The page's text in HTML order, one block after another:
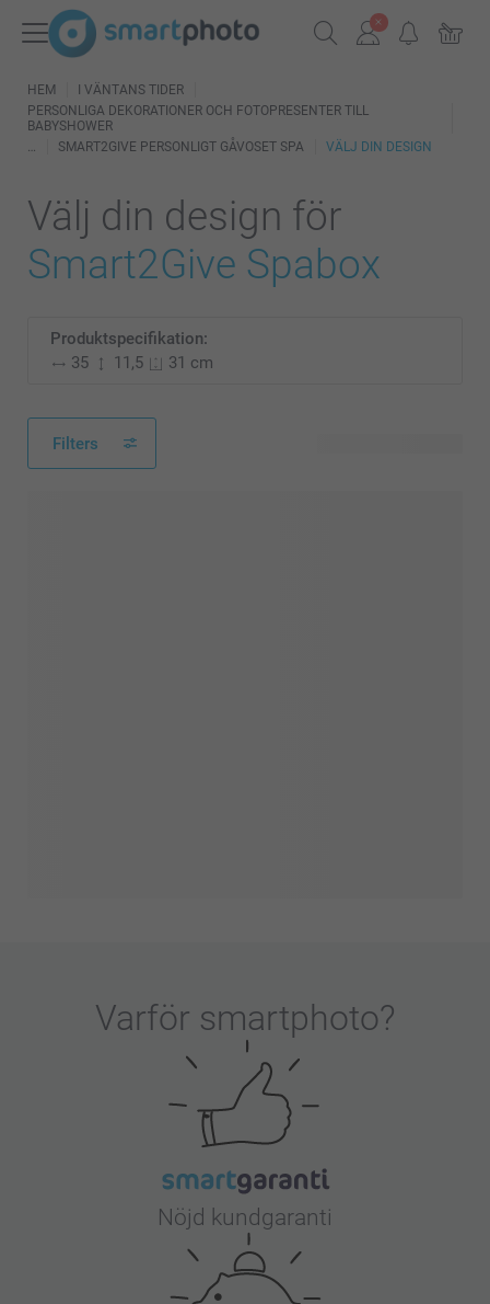
HEM
I VÄNTANS TIDER
PERSONLIGA DEKORATIONER OCH FOTOPRESENTER TILL
BABYSHOWER
SMART2GIVE PERSONLIGT GÅVOSET SPA
VÄLJ DIN DESIGN
Välj din design för
Smart2Give Spabox
Produktspecifikation:
35
11,5 31 cm
Filters
Varför smartphoto?
Nöjd kundgaranti